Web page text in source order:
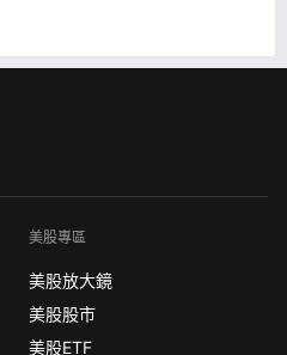
美股專區
美股放大鏡
美股股市
美股ETF